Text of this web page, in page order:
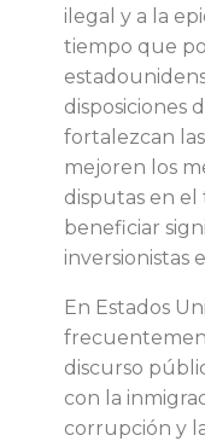
e
n
e
E
E
ilegal y a la
tiempo que
disposiciones
fortalezcan
mejoren los
disputas en
beneficiar
inversionistas
En Estados
discurso
con la
corrupción y